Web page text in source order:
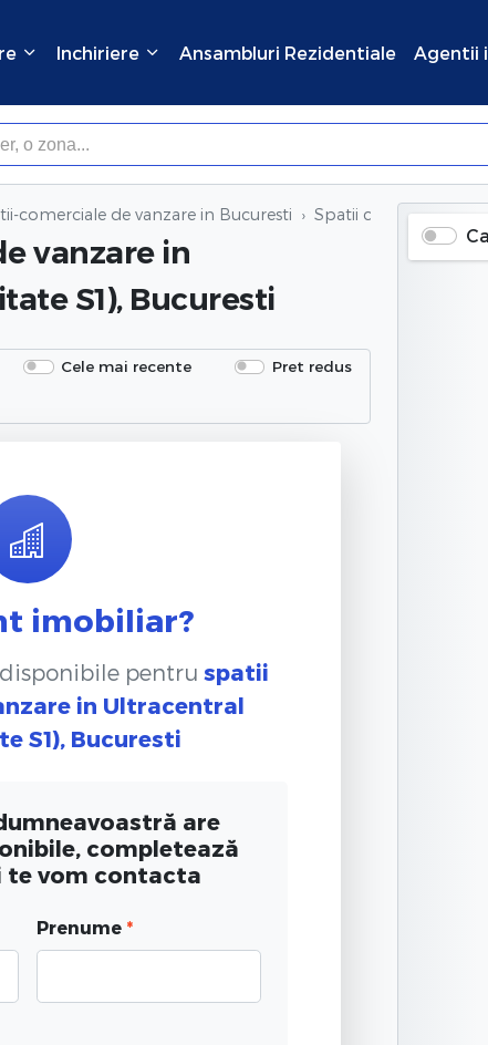
Inchiriere Ansambluri Rezidentiale Agentii
×Inchide
comerciale de vanzare in Bucuresti Spatii comerciale de
vanzare in
S1), Bucuresti
Cele mai recente
Pret redus
imobiliar?
pentru spatii
in Ultracentral
S1), Bucuresti
are
completează
te vom contacta
Prenume *